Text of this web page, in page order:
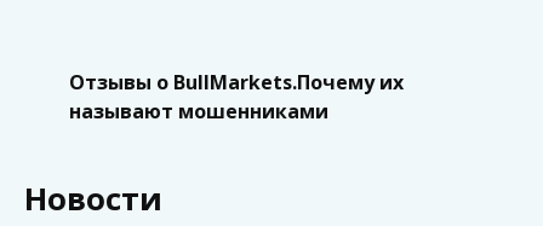
Отзывы о BullMarkets.Почему их
называют мошенниками
Новости